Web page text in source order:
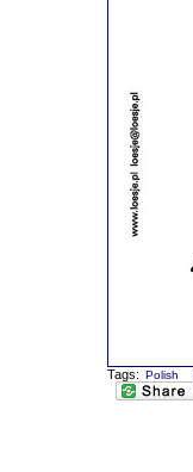
Tags: Polish